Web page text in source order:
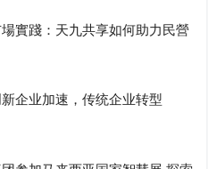
實踐：天九共享如何助力民營
企业加速，传统企业转型